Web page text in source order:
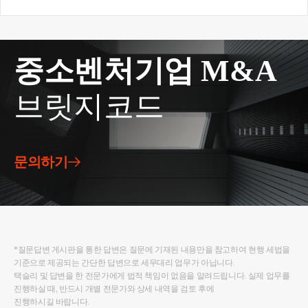
중소벤처기업 M&A
브릿지코드
문의하기
*질문답변 게시판을 통한 답변은 질문에 기재된 내용만을 참고하여 현행 세법을
기준으로 제공되는 간단한 답변으로 세무대리 업무가 아닙니다.
택슬리 및 답변을 한 전문가에게 법적 책임이 없음을 알려드립니다. 실제 업무를
진행하실 때, 반드시 개별 전문가와 상세 내역을 검토 후에
진행하시길 바랍니다.